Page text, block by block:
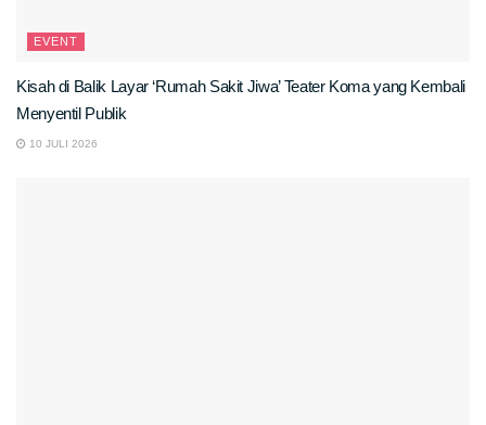
EVENT
Kisah di Balik Layar ‘Rumah Sakit Jiwa’ Teater Koma yang Kembali
Menyentil Publik
10 JULI 2026